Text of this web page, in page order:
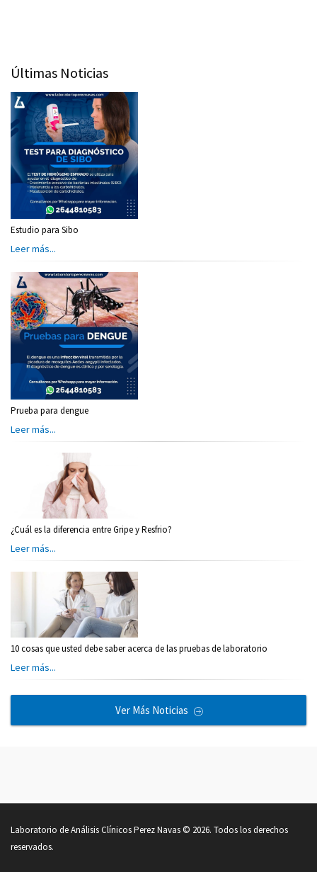
Últimas Noticias
Estudio para Sibo
Leer más...
Prueba para dengue
Leer más...
¿Cuál es la diferencia entre Gripe y Resfrio?
Leer más...
10 cosas que usted debe saber acerca de las pruebas de laboratorio
Leer más...
Ver Más Noticias
Laboratorio de Análisis Clínicos Perez Navas © 2026. Todos los derechos
reservados.